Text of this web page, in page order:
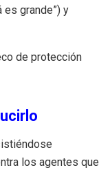
es grande”) y
de protección
los agentes que